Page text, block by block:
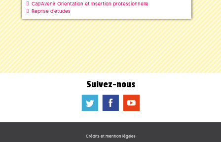
Cap'Avenir Orientation et Insertion professionnelle
Reprise d'études
Suivez-nous
a b f
Crédits et mention légales